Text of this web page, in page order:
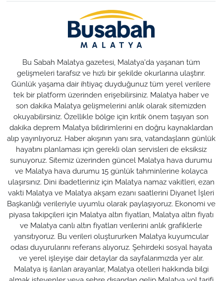
Bu Sabah Malatya gazetesi, Malatya'da yaşanan tüm
gelişmeleri tarafsız ve hızlı bir şekilde okurlarına ulaştırır.
Günlük yaşama dair ihtiyaç duyduğunuz tüm yerel verilere
tek bir platform üzerinden erişebilirsiniz. Malatya haber ve
son dakika Malatya gelişmelerini anlık olarak sitemizden
okuyabilirsiniz. Özellikle bölge için kritik önem taşıyan son
dakika deprem Malatya bildirimlerini en doğru kaynaklardan
alıp yayınlıyoruz. Haber akışının yanı sıra, vatandaşların günlük
hayatını planlaması için gerekli olan servisleri de eksiksiz
sunuyoruz. Sitemiz üzerinden güncel Malatya hava durumu
ve Malatya hava durumu 15 günlük tahminlerine kolayca
ulaşırsınız. Dini ibadetleriniz için Malatya namaz vakitleri, ezan
vakti Malatya ve Malatya akşam ezanı saatlerini Diyanet İşleri
Başkanlığı verileriyle uyumlu olarak paylaşıyoruz. Ekonomi ve
piyasa takipçileri için Malatya altın fiyatları, Malatya altın fiyatı
ve Malatya canlı altın fiyatları verilerini anlık grafiklerle
yansıtıyoruz. Bu verileri oluştururken Malatya kuyumcular
odası duyurularını referans alıyoruz. Şehirdeki sosyal hayata
ve yerel işleyişe dair detaylar da sayfalarımızda yer alır.
Malatya iş ilanları arayanlar, Malatya otelleri hakkında bilgi